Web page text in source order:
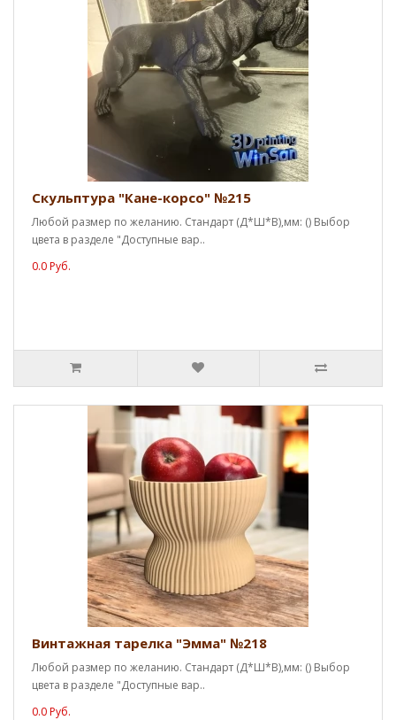
Скульптура "Кане-корсо" №215
Любой размер по желанию. Стандарт (Д*Ш*В),мм: () Выбор
цвета в разделе "Доступные вар..
0.0 Руб.
Винтажная тарелка "Эмма" №218
Любой размер по желанию. Стандарт (Д*Ш*В),мм: () Выбор
цвета в разделе "Доступные вар..
0.0 Руб.